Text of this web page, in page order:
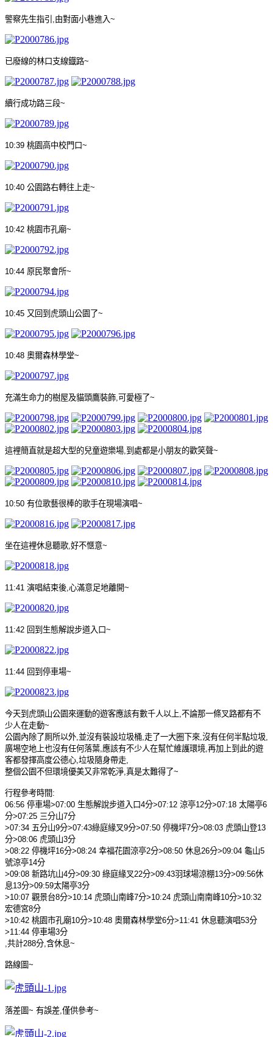
警察先生指引 由對面小巷進入~
已廢線的林口支線鐡路~
續行成功路三段~
10:39 桃園高中校門口~
10:40 公園路右轉往上走~
10:42 桃園市孔廟~
10:44 原民聚會所~
10:45 又回到虎頭山公園了~
10:48 奧爾森林學堂~
充滿生命力的樹屋及貓頭鷹裝飾 可愛極了~
這裡簡直就是超大型的兒童遊樂場 到處都是小朋友的歡笑聲~
10:50 有位歌藝很棒的歌手在現場演唱~
坐在這裡休息聽歌 好不愜意~
11:41 演唱結束後 心滿意足地離開~
11:42 回到生態解說步道入口~
11:44 回到停車場~
今天到虎頭山公園來運動的遊客應該有數千人以上 不論那一條叉路都有不
少人在走動~
公園內除了厠所以外 並沒有裝設垃圾桶 走了一大圈下來 沒有任何半點垃圾
廣埸空地上也沒有任何落葉 應該有不少人在幫忙維護環境 再加上到此的遊
客都發揮高度公德心 垃圾隨身帶走
整個公園不但環境優美又非常乾淨 真是太難得了~
行程參考時間:
06:56 停車場>07:00 生態解說步道入口4分>07:12 涼亭12分>07:18 太陽亭6
分>07:25 三分山7分
>07:34 五分山9分>07:43綠庭緣叉9分>07:50 停機坪7分>08:03 虎頭山登13
分>08:06 虎頭山3分
>08:22 停機坪16分>08:24 幸福花園涼亭2分>08:50 休息26分>09:04 龜山5
號涼亭14分
>09:08 新路坑山4分>09:30 綠庭緣叉22分>09:43羽球場涼棚13分>09:56休
息13分>09:59太陽亭3分
>10:07 觀景台8分>10:14 虎頭山南峰7分>10:24 虎頭山南南峰10分>10:32
宏德宮8分
>10:42 桃園市孔廟10分>10:48 奧爾森林學堂6分>11:41 休息聽演唱53分
>11:44 停車場3分
共計288分 含休息~
路線圖~
落差圖~ 有誤差 僅供參考~